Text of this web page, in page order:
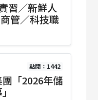
習／新鮮人
管／科技職
點閱：1442
團「2026年儲